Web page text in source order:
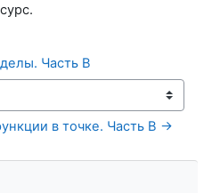
Часть B
в точке. Часть B →